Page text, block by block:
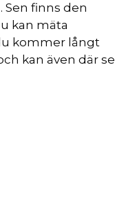
Sen finns den
kan mäta
kommer långt
kan även där se